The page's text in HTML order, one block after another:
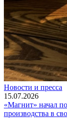
Новости и пресса
15.07.2026
«Магнит» начал
производства в